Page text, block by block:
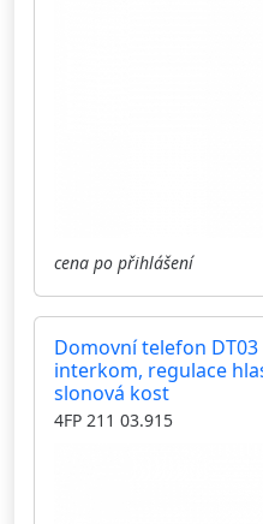
cena po přihlášení
Domovní telefon DT03
interkom, regulace
slonová kost
4FP 211 03.915